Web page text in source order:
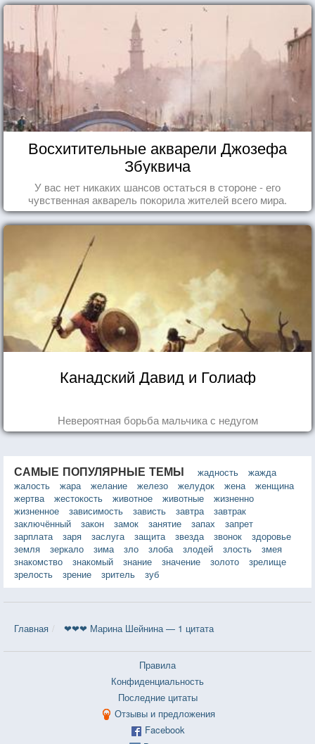
Восхитительные акварели Джозефа
Збуквича
У вас нет никаких шансов остаться в стороне - его
чувственная акварель покорила жителей всего мира.
Канадский Давид и Голиаф
Невероятная борьба мальчика с недугом
САМЫЕ ПОПУЛЯРНЫЕ ТЕМЫ жадность
жажда
жалость
жара желание железо желудок жена
женщина
жертва
жестокость животное животные
жизненно
жизненное
зависимость зависть завтра
завтрак
заключённый
закон замок занятие запах
запрет
зарплата
заря заслуга защита звезда звонок
здоровье
земля
зеркало зима зло злоба злодей злость
змея
знакомство
знакомый знание значение золото
зрелище
зрелость
зрение зритель зуб
Главная ❤❤❤ Марина Шейнина — 1 цитата
Правила
Конфиденциальность
Последние цитаты
Отзывы и предложения
Facebook